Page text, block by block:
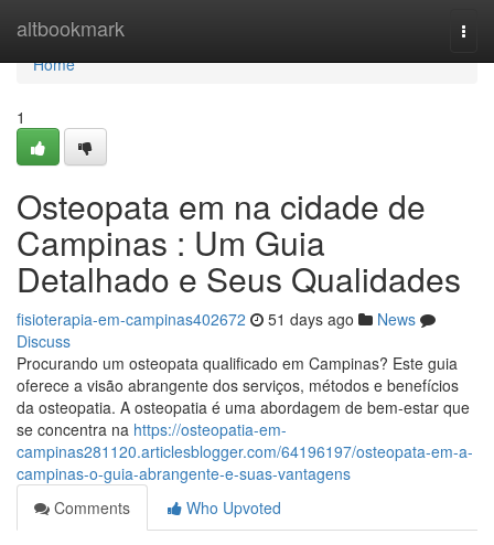
altbookmark
Home
Home
1
Osteopata em na cidade de
Campinas : Um Guia
Detalhado e Seus Qualidades
fisioterapia-em-campinas402672 51 days ago
News
Discuss
Procurando um osteopata qualificado em Campinas? Este guia
oferece a visão abrangente dos serviços, métodos e benefícios
da osteopatia. A osteopatia é uma abordagem de bem-estar que
se concentra na https://osteopatia-em-
campinas281120.articlesblogger.com/64196197/osteopata-em-a-
campinas-o-guia-abrangente-e-suas-vantagens
Comments
Who Upvoted